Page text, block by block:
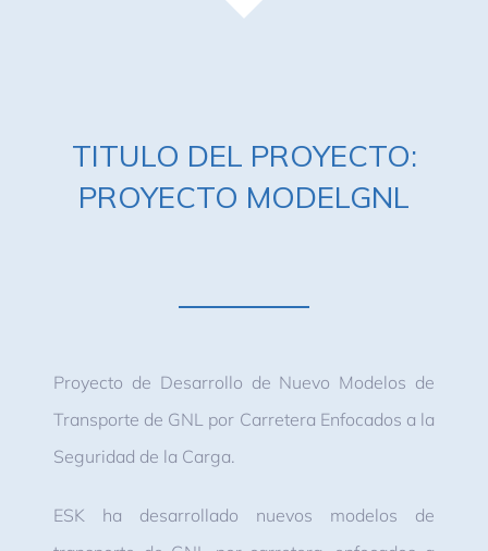
TITULO DEL PROYECTO:
PROYECTO MODELGNL
Proyecto de Desarrollo de Nuevo Modelos de
Transporte de GNL por Carretera Enfocados a la
Seguridad de la Carga.
ESK ha desarrollado nuevos modelos de